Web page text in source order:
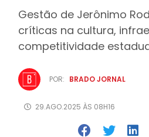
Gestão de Jerônimo
críticas na cultura,
competitividade
POR: BRADO JORNAL
29.AGO.2025 ÀS 08H16